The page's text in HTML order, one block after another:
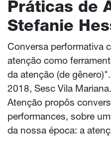
Práticas de
Stefanie
Conversa performativa
atenção como
da atenção (de
2018, Sesc Vila
Atenção propôs
performances, sobre
da nossa época: a